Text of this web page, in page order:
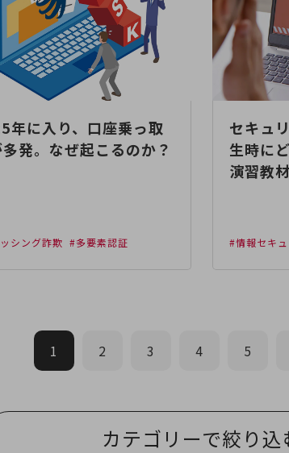
年に入り、口座乗っ取
多発。なぜ起こるのか？
シング詐欺 #多要素認証
セキュ
生時に
演習教
#情報セキュ
1 2 3 4 5
カテゴリーで絞り込